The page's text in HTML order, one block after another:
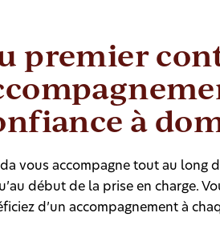
premier
à
vous accompagne tout au long
début de la prise en charge.
d’un accompagnement à